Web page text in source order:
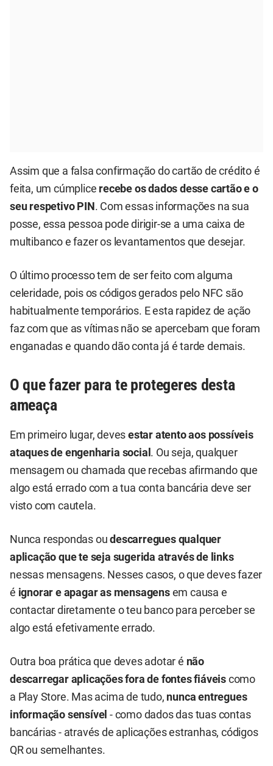
Assim que a falsa confirmação do cartão de crédito é
feita, um cúmplice recebe os dados desse cartão e o
seu respetivo PIN . Com essas informações na sua
posse, essa pessoa pode dirigir-se a uma caixa de
multibanco e fazer os levantamentos que desejar.
O último processo tem de ser feito com alguma
celeridade, pois os códigos gerados pelo NFC são
habitualmente temporários. E esta rapidez de ação
faz com que as vítimas não se apercebam que foram
enganadas e quando dão conta já é tarde demais.
O que fazer para te protegeres desta
ameaça
Em primeiro lugar, deves estar atento aos possíveis
ataques de engenharia social . Ou seja, qualquer
mensagem ou chamada que recebas afirmando que
algo está errado com a tua conta bancária deve ser
visto com cautela.
Nunca respondas oudescarregues qualquer
aplicação que te seja sugerida através de links
nessas mensagens. Nesses casos, o que deves fazer
é ignorar e apagar as mensagensem causa e
contactar diretamente o teu banco para perceber se
algo está efetivamente errado.
Outra boa prática que deves adotar é não
descarregar aplicações fora de fontes fiáveis como
a Play Store. Mas acima de tudo, nunca entregues
informação sensível - como dados das tuas contas
bancárias - através de aplicações estranhas, códigos
QR ou semelhantes.